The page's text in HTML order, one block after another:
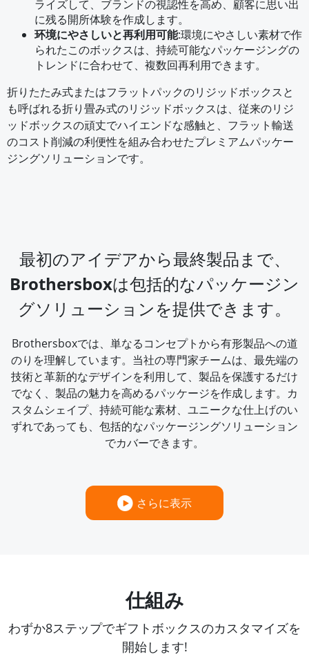
ライズして、ブランドの視認性を高め、顧客に思い出
に残る開所体験を作成します。
环境にやさしいと再利用可能:環境にやさしい素材で作
られたこのボックスは、持続可能なパッケージングの
トレンドに合わせて、複数回再利用できます。
折りたたみ式またはフラットパックのリジッドボックスと
も呼ばれる折り畳み式のリジッドボックスは、従来のリジ
ッドボックスの頑丈でハイエンドな感触と、フラット輸送
のコスト削減の利便性を組み合わせたプレミアムパッケー
ジングソリューションです。
最初のアイデアから最終製品まで、
Brothersboxは包括的なパッケージン
グソリューションを提供できます。
Brothersboxでは、単なるコンセプトから有形製品への道
のりを理解しています。当社の専門家チームは、最先端の
技術と革新的なデザインを利用して、製品を保護するだけ
でなく、製品の魅力を高めるパッケージを作成します。カ
スタムシェイプ、持続可能な素材、ユニークな仕上げのい
ずれであっても、包括的なパッケージングソリューション
でカバーできます。
さらに表示
仕組み
わずか8ステップでギフトボックスのカスタマイズを
開始します!